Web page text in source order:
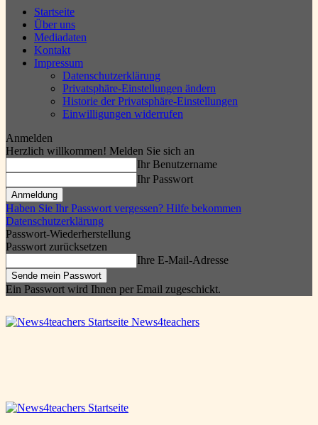
Startseite
Über uns
Mediadaten
Kontakt
Impressum
Datenschutzerklärung
Privatsphäre-Einstellungen ändern
Historie der Privatsphäre-Einstellungen
Einwilligungen widerrufen
Anmelden
Herzlich willkommen! Melden Sie sich an
Ihr Benutzername
Ihr Passwort
Haben Sie Ihr Passwort vergessen? Hilfe bekommen
Datenschutzerklärung
Passwort-Wiederherstellung
Passwort zurücksetzen
Ihre E-Mail-Adresse
Ein Passwort wird Ihnen per Email zugeschickt.
News4teachers